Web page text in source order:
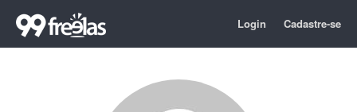
Login Cadastre-se